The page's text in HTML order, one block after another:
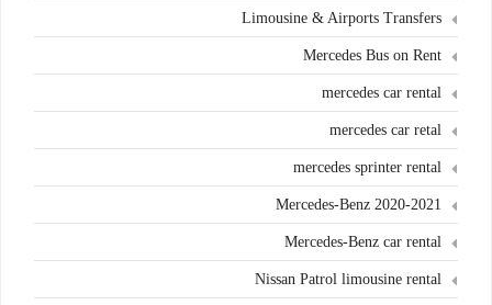
Limousine & Airports Transfers
Mercedes Bus on Rent
mercedes car rental
mercedes car retal
mercedes sprinter rental
Mercedes-Benz 2020-2021
Mercedes-Benz car rental
Nissan Patrol limousine rental